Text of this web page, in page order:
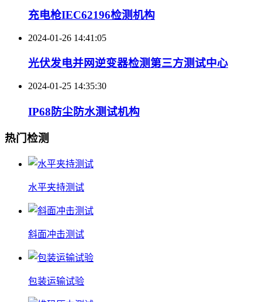
充电枪IEC62196检测机构
2024-01-26 14:41:05
光伏发电并网逆变器检测第三方测试中心
2024-01-25 14:35:30
IP68防尘防水测试机构
热门检测
水平夹持测试
斜面冲击测试
包装运输试验